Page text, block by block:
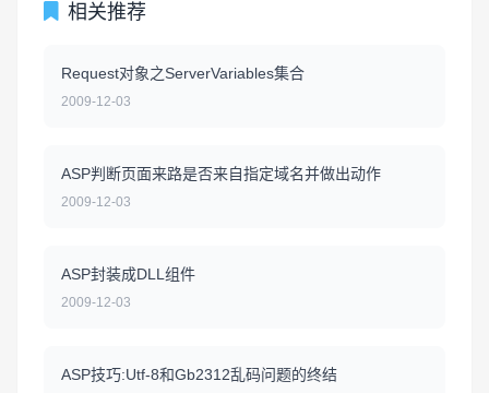
相关推荐
Request对象之ServerVariables集合
2009-12-03
ASP判断页面来路是否来自指定域名并做出动作
2009-12-03
ASP封装成DLL组件
2009-12-03
ASP技巧:Utf-8和Gb2312乱码问题的终结